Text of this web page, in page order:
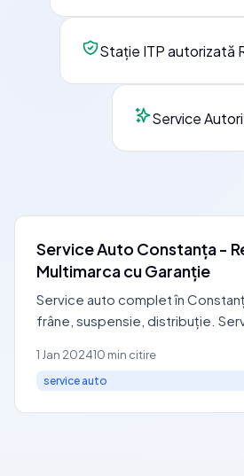
Stație ITP autorizată
Service
Service Auto Constanța -
Multimarca cu Garanție
Service auto complet în
frâne, suspensie, distribuție.
1 Jan 202410 min citire
service auto